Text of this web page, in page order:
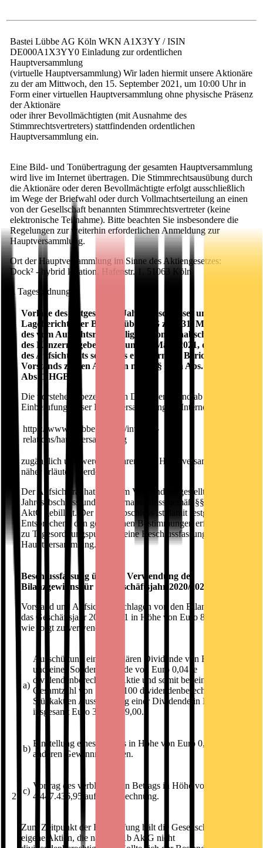
Bastei Lübbe AG Köln WKN A1X3YY / ISIN
DE000A1X3YY0 Einladung zur ordentlichen
Hauptversammlung
(virtuelle Hauptversammlung) Wir laden hiermit unsere Aktionäre
zu der am Mittwoch, den 15. September 2021, um 10:00 Uhr in
Form einer virtuellen Hauptversammlung ohne physische Präsenz
der Aktionäre
oder ihrer Bevollmächtigten (mit Ausnahme des
Stimmrechtsvertreters) stattfindenden ordentlichen
Hauptversammlung ein.
Eine Bild- und Tonübertragung der gesamten Hauptversammlung
wird live im Internet übertragen. Die Stimmrechtsausübung durch
die Aktionäre oder deren Bevollmächtigte erfolgt ausschließlich
im Wege der Briefwahl oder durch Vollmachtserteilung an einen
von der Gesellschaft benannten Stimmrechtsvertreter (keine
elektronische Teilnahme). Bitte beachten Sie insbesondere die
Regelungen zur weiterhin erforderlichen Anmeldung zur
Hauptversammlung.
Ort der Hauptversammlung im Sinne des Aktiengesetzes:
Dock² - hybrid location, Hafenstr. 1, 51063 Köln
I. Tagesordnung
Vorlage des festgestellten Jahresabschlusses und des
Lageberichts der Bastei Lübbe AG zum 31. März 2021,
des vom Aufsichtsrat gebilligten Konzernabschlusses und
des Konzernlageberichts zum 31. März 2021, des Berichts
des Aufsichtsrats sowie des erläuternden Berichts des
Vorstands zu den Angaben nach §§ 289a Abs. 1, 315a
Abs. 1 HGB
Die vorstehend bezeichneten Dokumente sind ab dem Tag der
Einberufung dieser Hauptversammlung im Internet unter
https://www.luebbe.com/de/investor-
relations/hauptversammlung
zugänglich und werden während der Hauptversammlung
näher erläutert werden.
Der Aufsichtsrat hat den vom Vorstand aufgestellten
Jahresabschluss und Konzernabschluss gemäß §§ 171, 172
AktG gebilligt. Der Jahresabschluss ist damit festgestellt.
Entsprechend den gesetzlichen Bestimmungen erfolgt somit
zu Tagesordnungspunkt 1 keine Beschlussfassung durch die
Hauptversammlung.
2.
Beschlussfassung über die Verwendung des
Bilanzgewinns für das Geschäftsjahr 2020/2021
Vorstand und Aufsichtsrat schlagen vor, den Bilanzgewinn für
das Geschäftsjahr 2020/2021 in Höhe von Euro 8.275.465,95
wie folgt zu verwenden:
a)
Ausschüttung einer regulären Dividende von Euro 0,25
und einer Sonderdividende von Euro 0,04 je
dividendenberechtigter Aktie und somit bei einer
Gesamtzahl von 13.200.100 dividendenberechtigten
Stückaktien Ausschüttung einer Dividende in Höhe von
insgesamt Euro 3.828.029,00.
b)
Einstellung eines Betrags in Höhe von Euro 0,00 in die
anderen Gewinnrücklagen.
c)
Vortrag des verbleibenden Betrags in Höhe von Euro
4.447.436,95 auf neue Rechnung.
Zum Zeitpunkt der Einberufung hält die Gesellschaft 99.900
eigene Aktien, die nach § 71b AktG nicht